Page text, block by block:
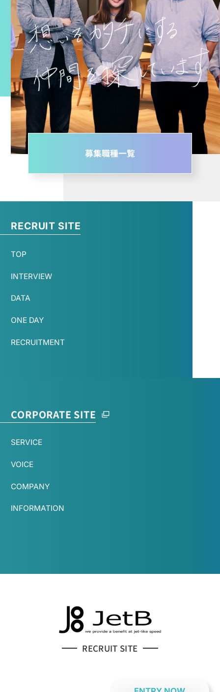
RECRUIT SITE
TOP
INTERVIEW
DATA
ONE DAY
RECRUITMENT
CORPORATE SITE
SERVICE
VOICE
COMPANY
INFORMATION
RECRUIT SITE